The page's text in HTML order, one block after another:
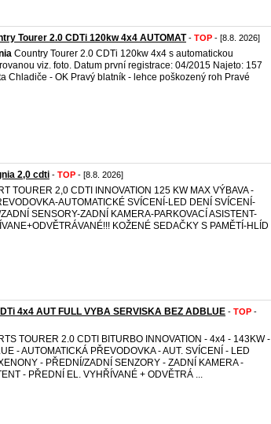
Tourer 2.0 CDTi 120kw 4x4 AUTOMAT- TOP - [8.8. 2026]
Country Tourer 2.0 CDTi 120kw 4x4 s automatickou
viz. foto. Datum první registrace: 04/2015 Najeto: 157
Chladiče - OK Pravý blatník - lehce poškozený roh Pravé
2,0 cdti - TOP - [8.8. 2026]
TOURER 2,0 CDTI INNOVATION 125 KW MAX VÝBAVA -
AUTOMATICKÉ SVÍCENÍ-LED DENÍ SVÍCENÍ-
SENSORY-ZADNÍ KAMERA-PARKOVACÍ ASISTENT-
KOŽENÉ SEDAČKY S PAMĚTÍ-HLÍD
4x4 AUT FULL VYBA SERVISKA BEZ ADBLUE - TOP -
TOURER 2.0 CDTI BITURBO INNOVATION - 4x4 - 143KW -
- AUTOMATICKÁ PŘEVODOVKA - AUT. SVÍCENÍ - LED
- PŘEDNÍ/ZADNÍ SENZORY - ZADNÍ KAMERA -
- PŘEDNÍ EL. VYHŘÍVANÉ + ODVĚTRÁ ...